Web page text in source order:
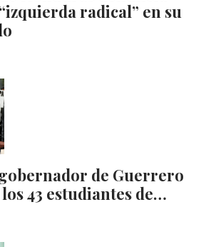
radical” en su
de Guerrero
43 estudiantes de…